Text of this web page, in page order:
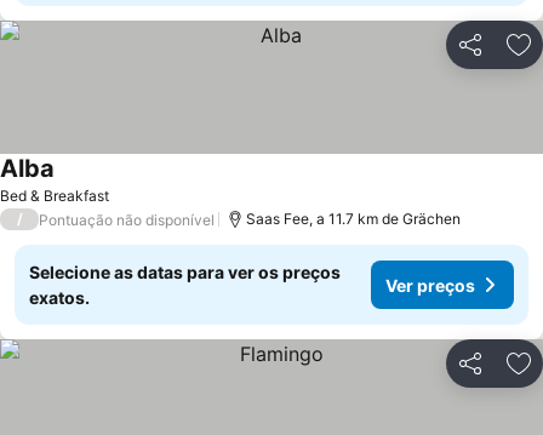
Partilhar
Bed & Breakfast
Alba
/ Pontuação não disponível Saas Fee, a 11.7 km de Grächen
Selecione as datas para ver os preços
exatos.
Ver preços
Partilhar